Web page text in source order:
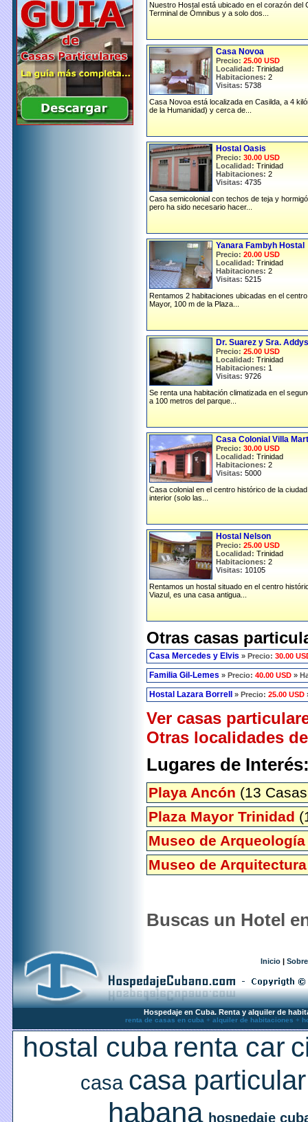
Nuestro Hostal está ubicado en el corazón del
Terminal de Ómnibus y a solo dos...
Casa Novoa
Precio: 25.00 USD
Localidad: Trinidad
Habitaciones: 2
Visitas: 5738
Casa Novoa está localizada en Casilda, a 4
de la Humanidad) y cerca de...
Hostal Oasis
Precio: 30.00 USD
Localidad: Trinidad
Habitaciones: 2
Visitas: 4735
Casa semicolonial con techos de teja y
pero ha sido necesario hacer...
Yanara Fambyh Hostal
Precio: 20.00 USD
Localidad: Trinidad
Habitaciones: 2
Visitas: 5215
Rentamos 2 habitaciones ubicadas en el
Mayor, 100 m de la Plaza...
Dr. Suarez y Sra. Addys
Precio: 25.00 USD
Localidad: Trinidad
Habitaciones: 1
Visitas: 9726
Se renta una habitación climatizada en el
a 100 metros del parque...
Casa Colonial Villa
Precio: 30.00 USD
Localidad: Trinidad
Habitaciones: 2
Visitas: 5000
Casa colonial en el centro histórico de la
interior (solo las...
Hostal Nelson
Precio: 25.00 USD
Localidad: Trinidad
Habitaciones: 2
Visitas: 10105
Rentamos un hostal situado en el centro
Viazul, es una casa antigua...
Otras casas
Casa Mercedes y Elvis » Precio: 30.00
Familia Gil-Lemes » Precio: 40.00 USD »
Hostal Lazara Borrell » Precio: 25.00 USD
Ver casas
Otras localidades
Lugares de
Playa Ancón (13
Plaza Mayor Trinidad
Museo de Arqueología
Museo de Arquitectura
Buscas un Hotel
Inicio |
Hospedaje en Cuba. Renta y alquiler de
renta de casas en cuba + alquiler de habitaciones +
hostal cuba renta car
casa casa particular
habana hospedaje